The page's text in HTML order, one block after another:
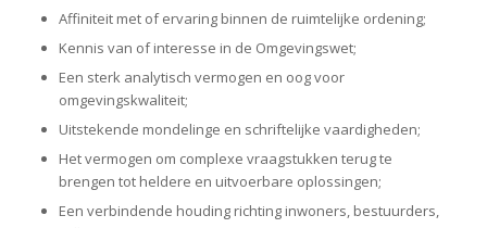
Affiniteit met of ervaring binnen de ruimtelijke ordening;
Kennis van of interesse in de Omgevingswet;
Een sterk analytisch vermogen en oog voor
omgevingskwaliteit;
Uitstekende mondelinge en schriftelijke vaardigheden;
Het vermogen om complexe vraagstukken terug te
brengen tot heldere en uitvoerbare oplossingen;
Een verbindende houding richting inwoners, bestuurders,